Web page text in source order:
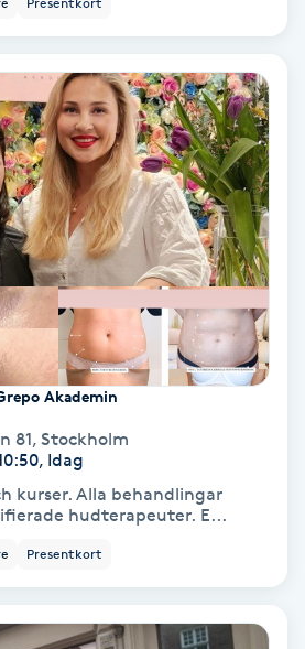
Akademin
81, Stockholm
Idag
kurser. Alla behandlingar
hudterapeuter. E...
Presentkort